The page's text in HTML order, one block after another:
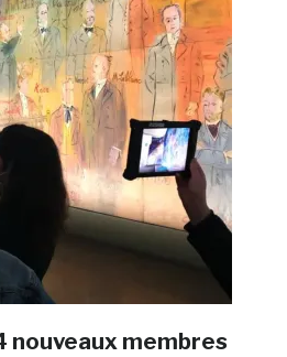
nouveaux membres